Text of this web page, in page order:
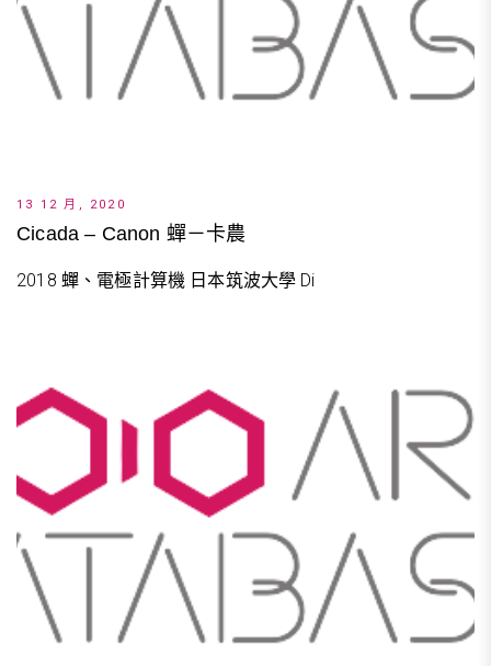
13 12 月, 2020
Cicada – Canon 蟬－卡農
2018 蟬、電極計算機 日本筑波大學 Di